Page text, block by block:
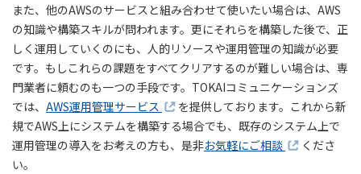
また、他のAWSのサービスと組み合わせて使いたい場合は、AWS
の知識や構築スキルが問われます。更にそれらを構築した後で、正
しく運用していくのにも、人的リソースや運用管理の知識が必要
です。もしこれらの課題をすべてクリアするのが難しい場合は、専
門業者に頼むのも一つの手段です。TOKAIコミュニケーションズ
では、 AWS運用管理サービス
を提供しております。これから新
規でAWS上にシステムを構築する場合でも、既存のシステム上で
運用管理の導入をお考えの方も、是非お気軽にご相談
くださ
い。